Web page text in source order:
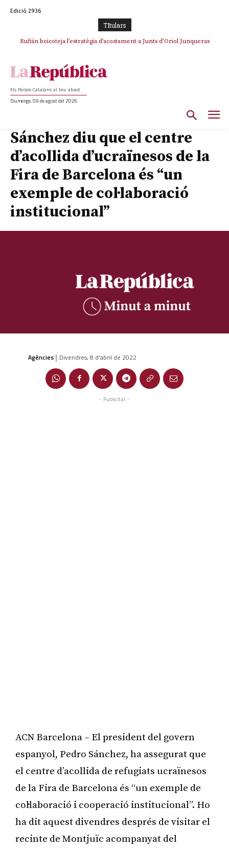
Edició 2936
TItulars
Rufián boicoteja l’estratègia d’acostament a Junts d’Oriol Junqueras
Rufián dinamita la unitat independentista amb un atac frontal al retorn
Els Països Catalans al teu abast
Diumenge, 09 de agost del 2026
Sánchez diu que el centre
d’acollida d’ucraïnesos de la
Fira de Barcelona és “un
exemple de col·laboració
institucional”
Agències | Divendres, 8 d'abril de 2022
- Publicitat -
ACN Barcelona – El president del govern
espanyol, Pedro Sánchez, ha assegurat que
el centre d’acollida de refugiats ucraïnesos
de la Fira de Barcelona és “un exemple de
col·laboració i cooperació institucional”. Ho
ha dit aquest divendres després de visitar el
recinte de Montjuïc acompanyat del